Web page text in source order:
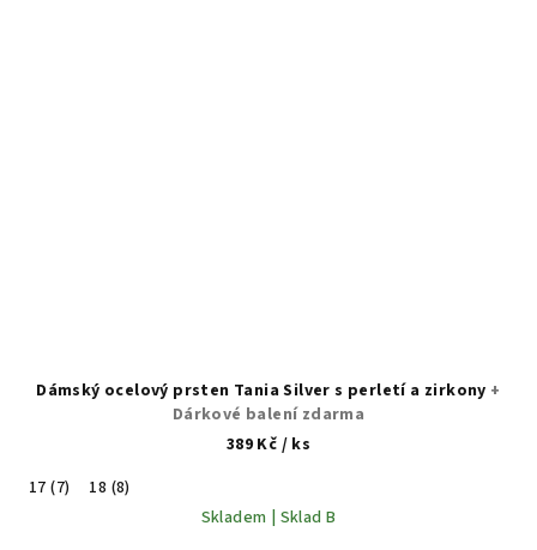
Dámský ocelový prsten Tania Silver s perletí a zirkony +
Dárkové balení zdarma
389 Kč / ks
17 (7)
18 (8)
Skladem | Sklad B